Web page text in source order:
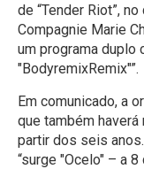
de “Tender Riot”,
Compagnie Marie
um programa duplo
"BodyremixRemix"”.
Em comunicado, a
que também
partir dos seis
“surge "Ocelo" – a